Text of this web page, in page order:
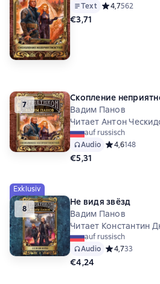
Text Средний
4,7562
€3,71
7
Скопление
Вадим Панов
Читает Антон
auf russisch
Audio Средний
4,6148
€5,31
Exklusiv
8
Не видя звёзд
Вадим Панов
Читает Константин
auf russisch
Audio Средний
4,733
€4,24